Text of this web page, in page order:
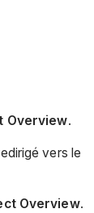
Overview.
vers le
Overview.